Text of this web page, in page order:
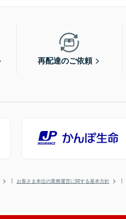
再配達のご依頼
お客さま本位の業務運営に関する基本方針